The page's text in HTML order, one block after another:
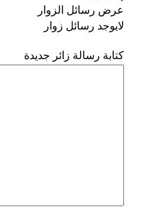
عرض رسائل الزوار
لايوجد رسائل زوار
كتابة رسالة زائر جديدة